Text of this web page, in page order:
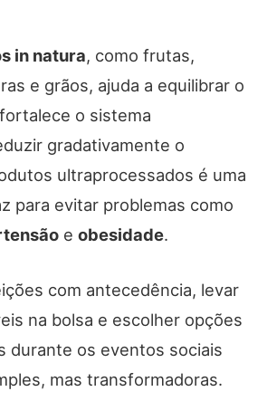
in natura, como frutas,
e grãos, ajuda a equilibrar o
o sistema
gradativamente o
ultraprocessados é uma
para evitar problemas como
e obesidade.
com antecedência, levar
na bolsa e escolher opções
durante os eventos sociais
mas transformadoras.